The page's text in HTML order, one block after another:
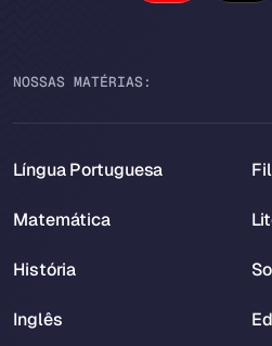
NOSSAS MATÉRIAS:
Língua Portuguesa
Matemática
História
Inglês